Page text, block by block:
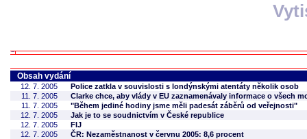
Obsah vydání
12. 7. 2005
Police zatkla v souvislosti s londýnskými atentáty několik osob
11. 7. 2005
Clarke chce, aby vlády v EU zaznamenávaly informace o všech
11. 7. 2005
"Během jediné hodiny jsme měli padesát záběrů od veřejnosti"
12. 7. 2005
Jak je to se soudnictvím v České republice
12. 7. 2005
FIJ
12. 7. 2005
ČR: Nezaměstnanost v červnu 2005: 8,6 procent